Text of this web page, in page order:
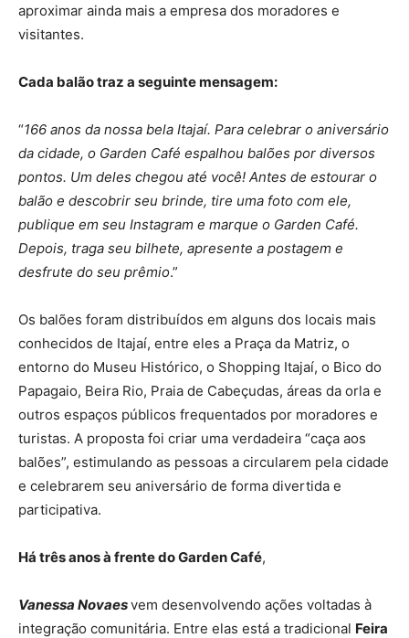
aproximar ainda mais a empresa dos moradores e
visitantes.
Cada balão traz a seguinte mensagem:
“166 anos da nossa bela Itajaí. Para celebrar o aniversário
da cidade, o Garden Café espalhou balões por diversos
pontos. Um deles chegou até você! Antes de estourar o
balão e descobrir seu brinde, tire uma foto com ele,
publique em seu Instagram e marque o Garden Café.
Depois, traga seu bilhete, apresente a postagem e
desfrute do seu prêmio.”
Os balões foram distribuídos em alguns dos locais mais
conhecidos de Itajaí, entre eles a Praça da Matriz, o
entorno do Museu Histórico, o Shopping Itajaí, o Bico do
Papagaio, Beira Rio, Praia de Cabeçudas, áreas da orla e
outros espaços públicos frequentados por moradores e
turistas. A proposta foi criar uma verdadeira “caça aos
balões”, estimulando as pessoas a circularem pela cidade
e celebrarem seu aniversário de forma divertida e
participativa.
Há três anos à frente do Garden Café,
Vanessa Novaesvem desenvolvendo ações voltadas à
integração comunitária. Entre elas está a tradicional Feira